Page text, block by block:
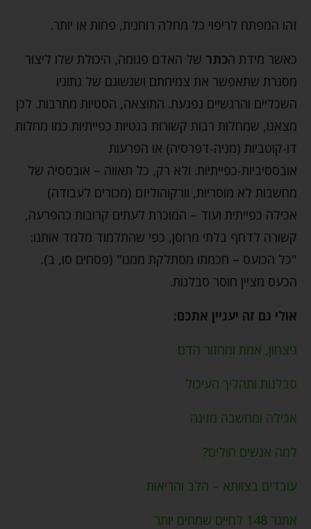
זהו המפתח לריפוי כל מחלה רוחנית, פחות או יותר.
כאשר מידת הכתר של האדם פגומה, היכולת שלו ליצור
מסגרת שתאפשר את צמיחתם ושגשוגם של נתוניו
השכליים והרגשיים נפגעת. התוצאה, הסטיות מתרבות. לכן
מצאנו, שמחלות רבות קשורות בנטיות כפייתיות כמו מחלות
דו-קוטביות (מניה-דפרסיה) או הפרעות
אובססיביות-כפייתיות. ולא רק, כל תאווה – אובססיה של
מחשבות לא מוסריות, וורקוהוליזם (מכורים לעבודה)
אכילה כפייתית ועוד – המוכרת לעתים קרובות כהפרעה,
קשורה לדחף בלתי מרוסן, כפי שהתלמוד מלמד אותנו:
"כל הכועס – חכמתו מסתלקת ממנו" (פסחים סו, ב).
הכעס מציין חוסר סבלנות.
אולי גם זה יעניין אתכם:
ניצחון, אמת ומחזור הדם
סבלנות ותהליך העיכול
אכילה ומחשבה מזינה
למה אנשים חולים?
עובדים בצוותא – הלב והריאות
אתגר 148 לחיים שמחים יותר